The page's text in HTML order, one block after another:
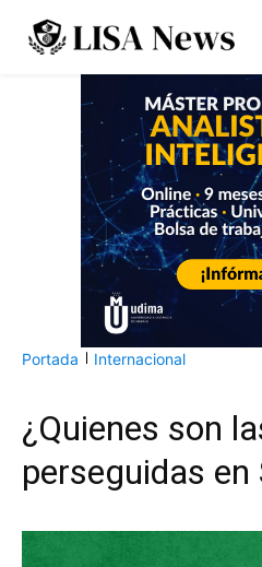
Portada Internacional
¿Quienes son
perseguidas en